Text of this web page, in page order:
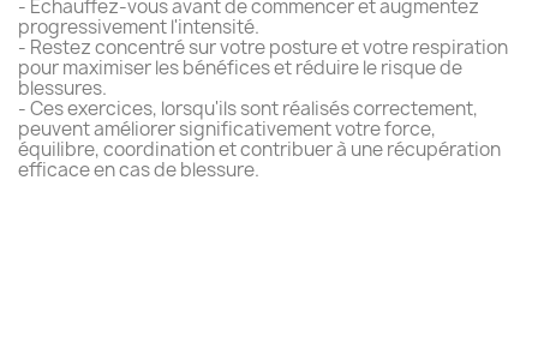
- Échauffez-vous avant de commencer et augmentez
progressivement l'intensité.
- Restez concentré sur votre posture et votre respiration
pour maximiser les bénéfices et réduire le risque de
blessures.
- Ces exercices, lorsqu'ils sont réalisés correctement,
peuvent améliorer significativement votre force,
équilibre, coordination et contribuer à une récupération
efficace en cas de blessure.